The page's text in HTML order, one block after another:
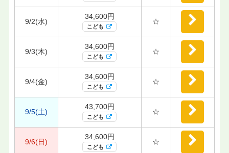
9/2(水)
34,600円
こども
☆
9/3(木)
34,600円
こども
☆
9/4(金)
34,600円
こども
☆
9/5(土)
43,700円
こども
☆
9/6(日)
34,600円
こども
☆